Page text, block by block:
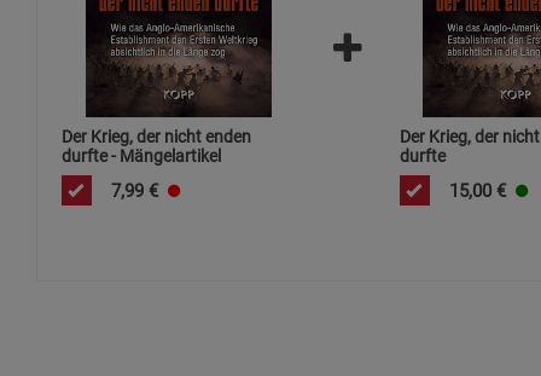
Der Krieg, der nicht enden
durfte - Mängelartikel
7,99 €
Der Krieg, der
durfte
15,00 €